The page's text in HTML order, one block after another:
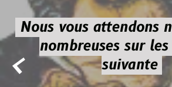

Nous vous attendons
nombreuses sur les
suivante